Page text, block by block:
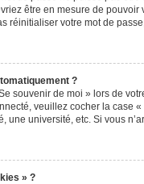
être en mesure de
réinitialiser votre mot de
?
souvenir de moi » lors de
veuillez cocher la
une université, etc. Si vous
» ?